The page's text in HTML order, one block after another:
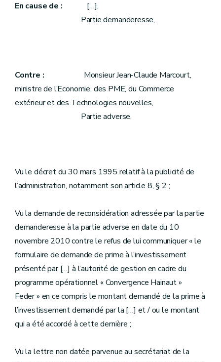
En cause de : […],
Partie demanderesse,
Contre : Monsieur Jean-Claude Marcourt,
ministre de l’Economie, des PME, du Commerce
extérieur et des Technologies nouvelles,
Partie adverse,
Vu le décret du 30 mars 1995 relatif à la publicité de
l’administration, notamment son article 8, § 2 ;
Vu la demande de reconsidération adressée par la partie
demanderesse à la partie adverse en date du 10
novembre 2010 contre le refus de lui communiquer « le
formulaire de demande de prime à l’investissement
présenté par […] à l’autorité de gestion en cadre du
programme opérationnel « Convergence Hainaut »
Feder » en ce compris le montant demandé de la prime à
l’investissement demandé par la […] et / ou le montant
qui a été accordé à cette dernière ;
Vu la lettre non datée parvenue au secrétariat de la